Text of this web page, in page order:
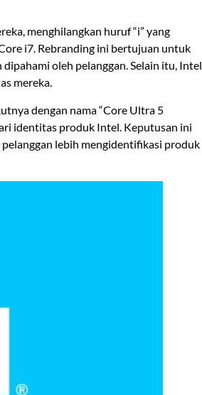
menghilangkan huruf “i” yang
i7. Rebranding ini bertujuan untuk
oleh pelanggan. Selain itu, Intel
mereka.
dengan nama “Core Ultra 5
identitas produk Intel. Keputusan ini
lebih mengidentifikasi produk